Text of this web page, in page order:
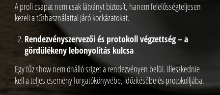
A profi csapat nem csak látványt biztosít, hanem felelősségteljesen
kezeli a tűzhasználattal járó kockázatokat.
Rendezvényszervezői és protokoll végzettség – a
gördülékeny lebonyolítás kulcsa
Egy tűz show nem önálló sziget a rendezvényen belül. Illeszkednie
kell a teljes esemény forgatókönyvébe, időzítésébe és protokolljába.